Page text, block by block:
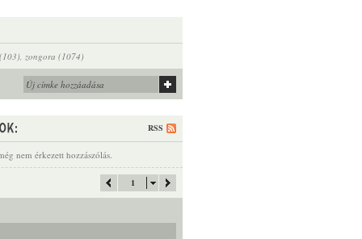
, zongora (1074)
RSS
nem érkezett hozzászólás.
1